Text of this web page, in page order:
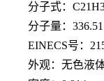
分子式：
分子量： 336.51
EINECS号：
外观：无色液